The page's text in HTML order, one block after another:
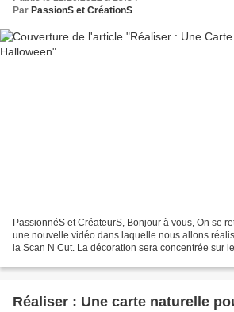
Par PassionS et CréationS
PassionnéS et CréateurS, Bonjour à vous, On se
une nouvelle vidéo dans laquelle nous allons
la Scan N Cut. La décoration sera concentrée sur
Réaliser : Une carte naturelle